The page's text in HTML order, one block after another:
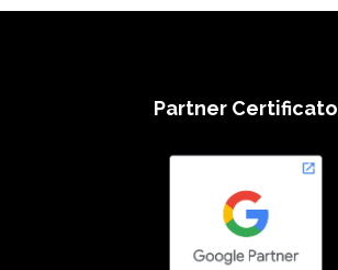
Partner Certificato